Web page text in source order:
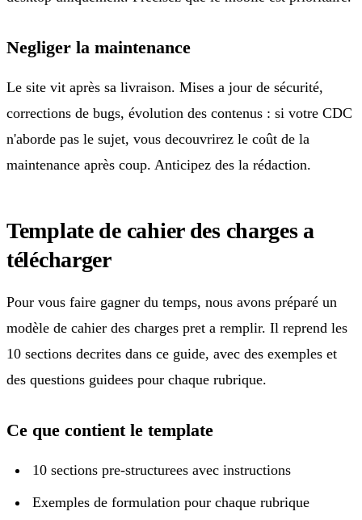
Negliger la maintenance
Le site vit après sa livraison. Mises a jour de sécurité,
corrections de bugs, évolution des contenus : si votre CDC
n'aborde pas le sujet, vous decouvrirez le coût de la
maintenance après coup. Anticipez des la rédaction.
Template de cahier des charges a
télécharger
Pour vous faire gagner du temps, nous avons préparé un
modèle de cahier des charges pret a remplir. Il reprend les
10 sections decrites dans ce guide, avec des exemples et
des questions guidees pour chaque rubrique.
Ce que contient le template
10 sections pre-structurees avec instructions
Exemples de formulation pour chaque rubrique